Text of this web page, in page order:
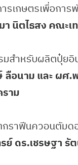
ารเกษตรเพื่อกา
นิตไธสง คณะเ
สำหรับผลิตปุ๋ย
อนาม และ ผศ.
าม
ราฟีนควอนตัมด
ย์ ดร.เชรษฐา